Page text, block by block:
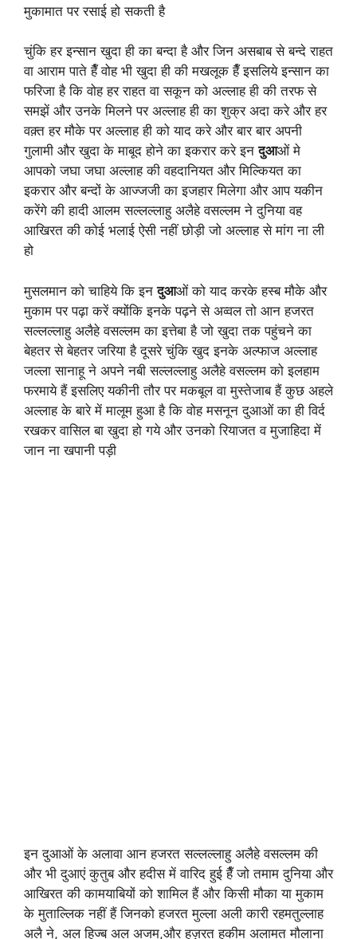
मुकामात पर रसाई हो सकती है
चुंकि हर इन्सान खुदा ही का बन्दा है और जिन असबाब से बन्दे राहत
वा आराम पाते हैँ वोह भी खुदा ही की मखलूक हैँ इसलिये इन्सान का
फरिजा है कि वोह हर राहत वा सकून को अल्लाह ही की तरफ से
समझें और उनके मिलने पर अल्लाह ही का शुक्र अदा करे और हर
वक़्त हर मौके पर अल्लाह ही को याद करे और बार बार अपनी
गुलामी और खुदा के माबूद होने का इकरार करे इनदुआओं मे
आपको जघा जघा अल्लाह की वहदानियत और मिल्कियत का
इकरार और बन्दों के आज्जजी का इजहार मिलेगा और आप यकीन
करेंगे की हादी आलम सल्लल्लाहु अलैहे वसल्लम ने दुनिया वह
आखिरत की कोई भलाई ऐसी नहीं छोड़ी जो अल्लाह से मांग ना ली
हो
मुसलमान को चाहिये कि इनदुआओं को याद करके हस्ब मौके और
मुकाम पर पढ़ा करें क्योंकि इनके पढ़ने से अव्वल तो आन हजरत
सल्लल्लाहु अलैहे वसल्लम का इत्तेबा है जो खुदा तक पहुंचने का
बेहतर से बेहतर जरिया है दूसरे चुंकि खुद इनके अल्फाज अल्लाह
जल्ला सानाहू ने अपने नबी सल्लल्लाहु अलैहे वसल्लम को इलहाम
फरमाये हैं इसलिए यकीनी तौर पर मकबूल वा मुस्तेजाब हैं कुछ अहले
अल्लाह के बारे में मालूम हुआ है कि वोह मसनून दुआओं का ही विर्द
रखकर वासिल बा खुदा हो गये और उनको रियाजत व मुजाहिदा में
जान ना खपानी पड़ी
इन दुआओं के अलावा आन हजरत सल्लल्लाहु अलैहे वसल्लम की
और भी दुआएं कुतुब और हदीस में वारिद हुई हैँ जो तमाम दुनिया और
आखिरत की कामयाबियों को शामिल हैं और किसी मौका या मुकाम
के मुताल्लिक नहीं हैं जिनको हजरत मुल्ला अली कारी रहमतुल्लाह
अलै ने, अल हिज्ब अल अजम,और हज़रत हकीम अलामत मौलाना